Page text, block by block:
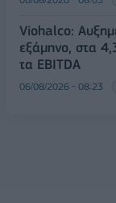
Viohalco:
εξάμηνο, στα
τα EBITDA
06/08/2026 - 08:23